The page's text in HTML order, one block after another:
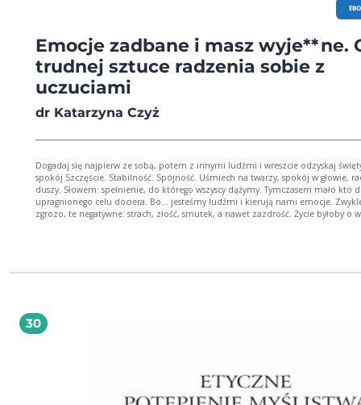
Emocje zadbane i masz wyje**ne.
trudnej sztuce radzenia sobie z
uczuciami
dr Katarzyna Czyż
Dogadaj się najpierw ze sobą, potem z innymi ludźmi i wreszcie odzyskaj
spokój Szczęście. Stabilność. Spójność. Uśmiech na twarzy, spokój w głowie, radość w
duszy. Słowem: spełnienie, do którego wszyscy dążymy. Tymczasem mało kto
upragnionego celu dociera. Bo... jesteśmy ludźmi i kierują nami emocje.
zgrozo, te negatywne: strach, złość, smutek, a nawet zazdrość. Życie byłoby o wiele
zastanówmy: czy to nasze emocje mają rządzić nami, czy to my mamy nimi
30